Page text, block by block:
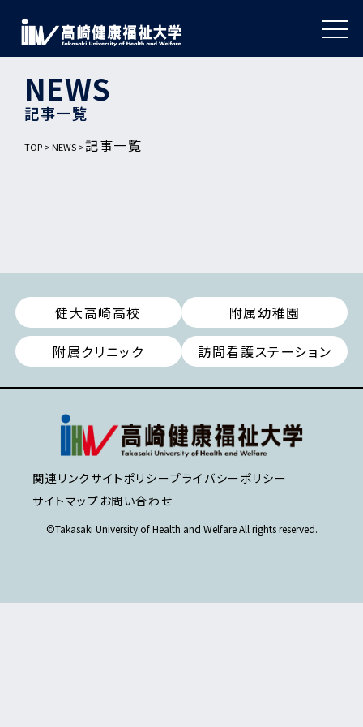
NEWS
記事一覧
TOP NEWS 記事一覧
健大高崎高校
附属幼稚園
附属クリニック
訪問看護ステーション
関連リンク サイトポリシープライバシーポリシー
サイトマップ お問い合わせ
©Takasaki University of Health and Welfare All rights reserved.